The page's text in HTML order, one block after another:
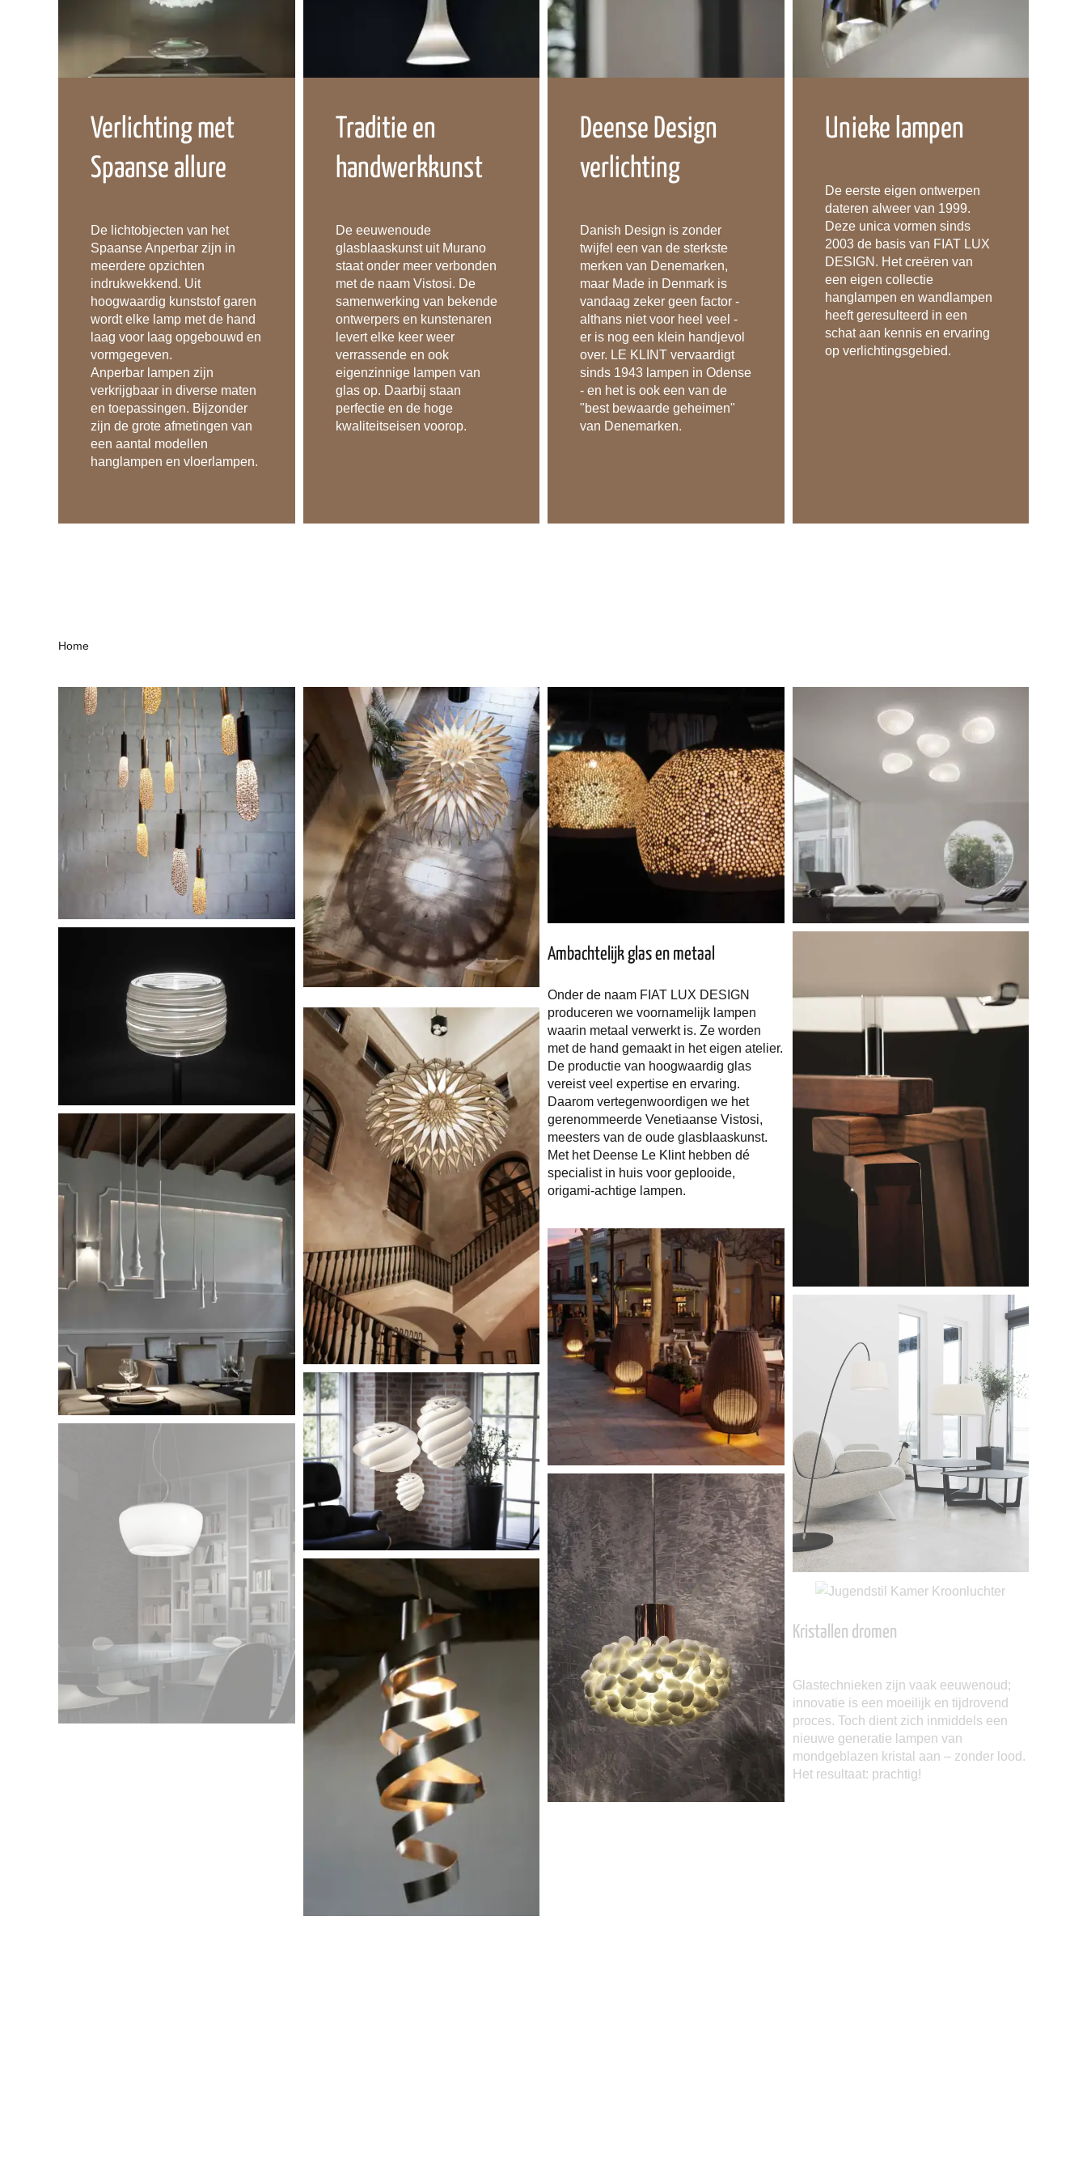
Verlichting met
Spaanse allure
De lichtobjecten van het
Spaanse Anperbar zijn in
meerdere opzichten
indrukwekkend. Uit
hoogwaardig kunststof garen
wordt elke lamp met de hand
laag voor laag opgebouwd en
vormgegeven.
Anperbar lampen zijn
verkrijgbaar in diverse maten
en toepassingen. Bijzonder
zijn de grote afmetingen van
een aantal modellen
hanglampen en vloerlampen.
Traditie en
handwerkkunst
De eeuwenoude
glasblaaskunst uit Murano
staat onder meer verbonden
met de naam Vistosi. De
samenwerking van bekende
ontwerpers en kunstenaren
levert elke keer weer
verrassende en ook
eigenzinnige lampen van
glas op. Daarbij staan
perfectie en de hoge
kwaliteitseisen voorop.
Deense Design
verlichting
Danish Design is zonder
twijfel een van de sterkste
merken van Denemarken,
maar Made in Denmark is
vandaag zeker geen factor -
althans niet voor heel veel -
er is nog een klein handjevol
over. LE KLINT vervaardigt
sinds 1943 lampen in Odense
- en het is ook een van de
"best bewaarde geheimen"
van Denemarken.
Unieke lampen
De eerste eigen ontwerpen
dateren alweer van 1999.
Deze unica vormen sinds
2003 de basis van FIAT LUX
DESIGN. Het creëren van
een eigen collectie
hanglampen en wandlampen
heeft geresulteerd in een
schat aan kennis en ervaring
op verlichtingsgebied.
Home
Ambachtelijk glas en metaal
Onder de naam FIAT LUX DESIGN
produceren we voornamelijk lampen
waarin metaal verwerkt is. Ze worden
met de hand gemaakt in het eigen atelier.
De productie van hoogwaardig glas
vereist veel expertise en ervaring.
Daarom vertegenwoordigen we het
gerenommeerde Venetiaanse Vistosi,
meesters van de oude glasblaaskunst.
Met het Deense Le Klint hebben dé
specialist in huis voor geplooide,
origami-achtige lampen.
Kristallen dromen
Glastechnieken zijn vaak eeuwenoud;
innovatie is een moeilijk en tijdrovend
proces. Toch dient zich inmiddels een
nieuwe generatie lampen van
mondgeblazen kristal aan – zonder lood.
Het resultaat: prachtig!